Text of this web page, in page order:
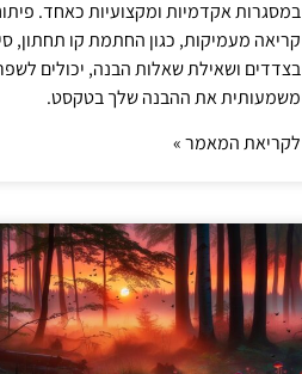
במסגרות אקדמיות ומקצועיות כאחד.
קריאה מעמיקות, כגון החתמת קו תחתון,
בצדדים ושאילת שאלות הבנה, יכולים
משמעותית את ההבנה שלך בטקסט.
לקריאת המאמר »